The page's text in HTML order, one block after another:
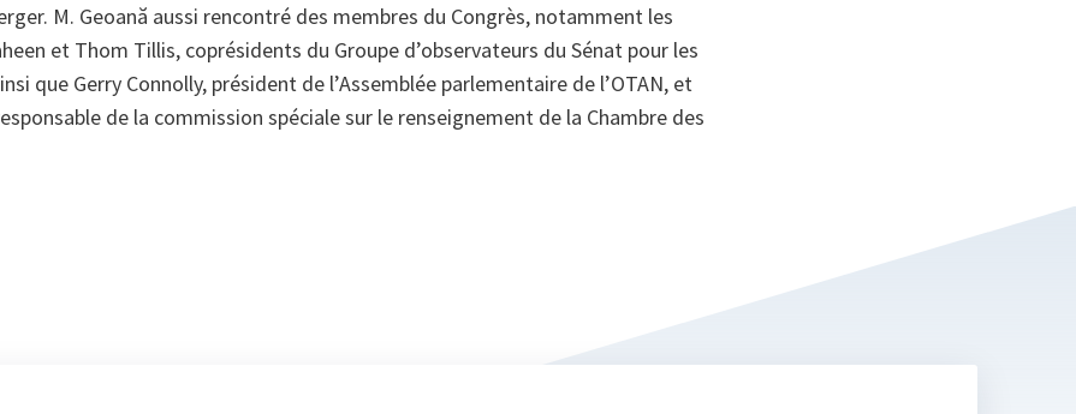
M. Geoană aussi rencontré des membres du Congrès, notamment les
et Thom Tillis, coprésidents du Groupe d’observateurs du Sénat pour les
que Gerry Connolly, président de l’Assemblée parlementaire de l’OTAN, et
de la commission spéciale sur le renseignement de la Chambre des